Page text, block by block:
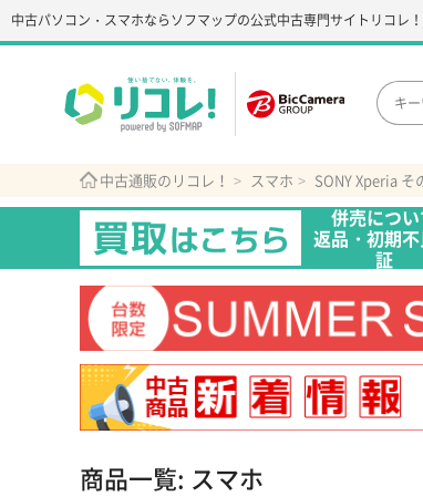
中古パソコン・スマホならソフマップの公式中古専門サイト リコレ！
中古通販のリコレ！ スマホ SONY Xperia そ
併売につい
返品・初期
証
商品一覧: スマホ